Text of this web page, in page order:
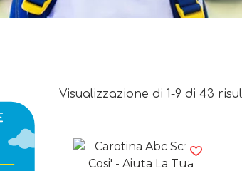
Visualizzazione di 1-9 di 43